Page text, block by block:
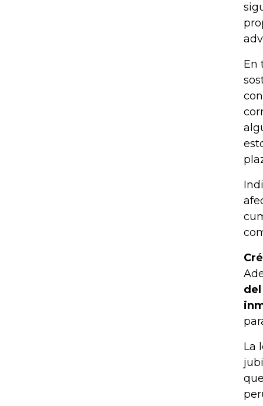
En
La